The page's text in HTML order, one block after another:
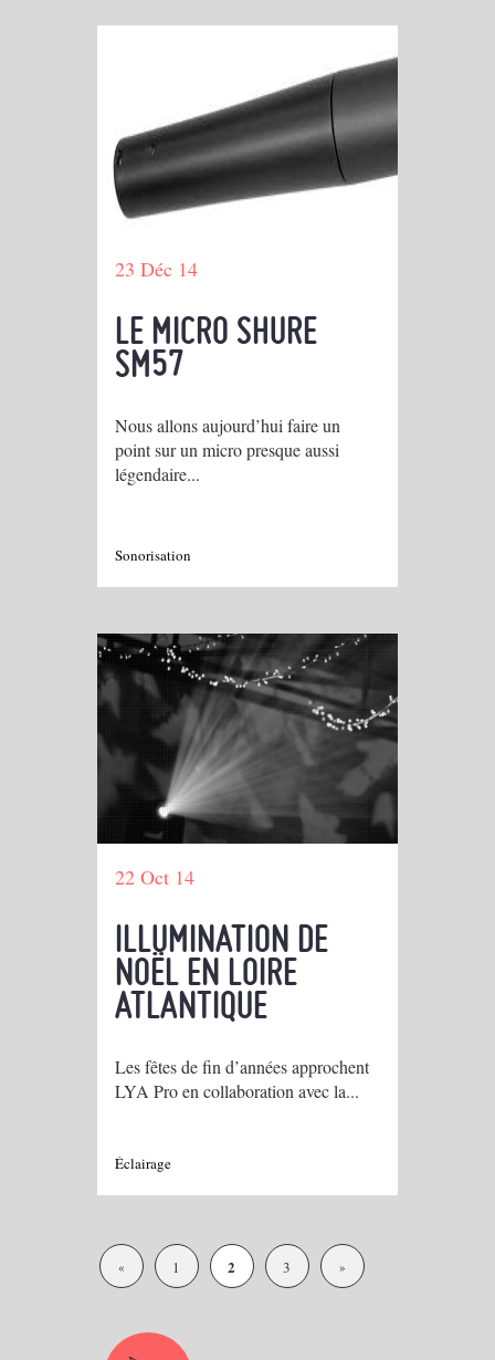
23 Déc 14
LE MICRO SHURE
SM57
Nous allons aujourd’hui faire un
point sur un micro presque aussi
légendaire...
Sonorisation
22 Oct 14
ILLUMINATION DE
NOËL EN LOIRE
ATLANTIQUE
Les fêtes de fin d’années approchent
LYA Pro en collaboration avec la...
Éclairage
« 1 2 3 »